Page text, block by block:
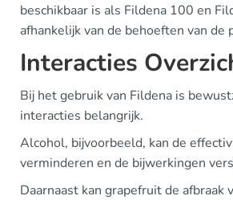
beschikbaar is als Fildena 100 en
afhankelijk van de behoeften van de
Interacties
Bij het gebruik van Fildena is
interacties belangrijk.
Alcohol, bijvoorbeeld, kan de
verminderen en de bijwerkingen
Daarnaast kan grapefruit de afbraak